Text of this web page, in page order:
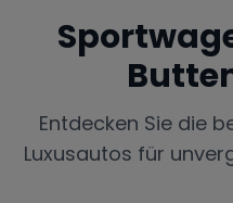
Entdecken Sie die
Luxusautos für